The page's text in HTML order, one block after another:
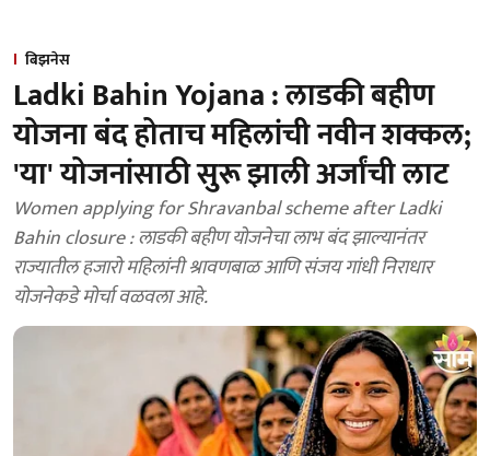
बिझनेस
Ladki Bahin Yojana : लाडकी बहीण
योजना बंद होताच महिलांची नवीन शक्कल;
'या' योजनांसाठी सुरू झाली अर्जांची लाट
Women applying for Shravanbal scheme after Ladki
Bahin closure : लाडकी बहीण योजनेचा लाभ बंद झाल्यानंतर
राज्यातील हजारो महिलांनी श्रावणबाळ आणि संजय गांधी निराधार
योजनेकडे मोर्चा वळवला आहे.